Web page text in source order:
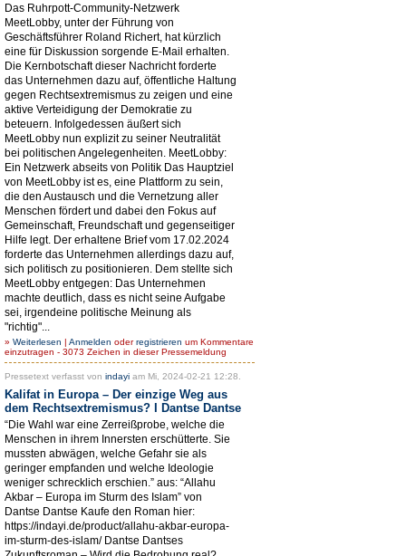
Das Ruhrpott-Community-Netzwerk
MeetLobby, unter der Führung von
Geschäftsführer Roland Richert, hat kürzlich
eine für Diskussion sorgende E-Mail erhalten.
Die Kernbotschaft dieser Nachricht forderte
das Unternehmen dazu auf, öffentliche Haltung
gegen Rechtsextremismus zu zeigen und eine
aktive Verteidigung der Demokratie zu
beteuern. Infolgedessen äußert sich
MeetLobby nun explizit zu seiner Neutralität
bei politischen Angelegenheiten. MeetLobby:
Ein Netzwerk abseits von Politik Das Hauptziel
von MeetLobby ist es, eine Plattform zu sein,
die den Austausch und die Vernetzung aller
Menschen fördert und dabei den Fokus auf
Gemeinschaft, Freundschaft und gegenseitiger
Hilfe legt. Der erhaltene Brief vom 17.02.2024
forderte das Unternehmen allerdings dazu auf,
sich politisch zu positionieren. Dem stellte sich
MeetLobby entgegen: Das Unternehmen
machte deutlich, dass es nicht seine Aufgabe
sei, irgendeine politische Meinung als
"richtig"...
» Weiterlesen | Anmelden oderregistrieren um Kommentare
einzutragen - 3073 Zeichen in dieser Pressemeldung
Pressetext verfasst von indayi am Mi, 2024-02-21 12:28.
Kalifat in Europa – Der einzige Weg aus
dem Rechtsextremismus? I Dantse Dantse
“Die Wahl war eine Zerreißprobe, welche die
Menschen in ihrem Innersten erschütterte. Sie
mussten abwägen, welche Gefahr sie als
geringer empfanden und welche Ideologie
weniger schrecklich erschien.” aus: “Allahu
Akbar – Europa im Sturm des Islam” von
Dantse Dantse Kaufe den Roman hier:
https://indayi.de/product/allahu-akbar-europa-
im-sturm-des-islam/ Dantse Dantses